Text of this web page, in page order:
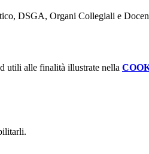
DSGA, Organi Collegiali e
utili alle finalità illustrate nella